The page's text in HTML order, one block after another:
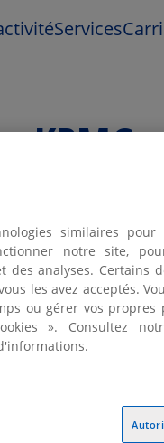
Services
KPMG
et aux
similaires
notre site,
analyses. Certains
les avez acceptés.
ou gérer vos propres
». Consultez